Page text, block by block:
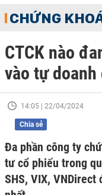
CHỨNG
CTCK nào
vào tự doanh
14:05 | 22/04/2024
Chia sẻ
Đa phần công ty
tư cổ phiếu trong
SHS, VIX,